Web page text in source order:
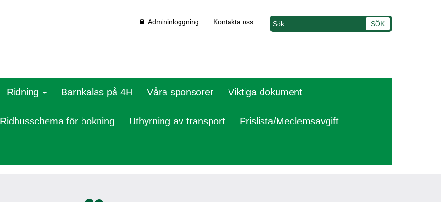
Admininloggning Kontakta oss
Ridning Barnkalas på 4H Våra sponsorer Viktiga dokument
Ridhusschema för bokning Uthyrning av transport Prislista/Medlemsavgift